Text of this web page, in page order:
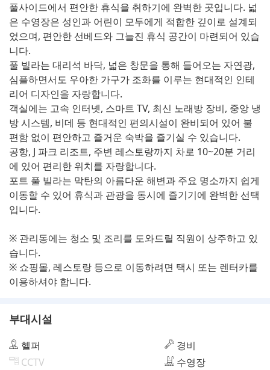
풀사이드에서 편안한 휴식을 취하기에 완벽한 곳입니다. 넓
은 수영장은 성인과 어린이 모두에게 적합한 깊이로 설계되
었으며, 편안한 선베드와 그늘진 휴식 공간이 마련되어 있습
니다.
풀 빌라는 대리석 바닥, 넓은 창문을 통해 들어오는 자연광,
심플하면서도 우아한 가구가 조화를 이루는 현대적인 인테
리어 디자인을 자랑합니다.
객실에는 고속 인터넷, 스마트 TV, 최신 노래방 장비, 중앙 냉
방 시스템, 비데 등 현대적인 편의시설이 완비되어 있어 불
편함 없이 편안하고 즐거운 숙박을 즐기실 수 있습니다.
공항, J 파크 리조트, 주변 레스토랑까지 차로 10~20분 거리
에 있어 편리한 위치를 자랑합니다.
포트 풀 빌라는 막탄의 아름다운 해변과 주요 명소까지 쉽게
이동할 수 있어 휴식과 관광을 동시에 즐기기에 완벽한 선택
입니다.
※ 관리동에는 청소 및 조리를 도와드릴 직원이 상주하고 있
습니다.
※ 쇼핑몰, 레스토랑 등으로 이동하려면 택시 또는 렌터카를
이용하셔야 합니다.
부대시설
헬퍼
경비
CCTV
수영장